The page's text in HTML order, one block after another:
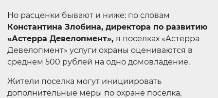
Но расценки бывают и ниже: по словам
Константина Злобина, директора по развитию
«Астерра Девелопмент», в поселках «Астерра
Девелопмент» услуги охраны оцениваются в
среднем 500 рублей на одно домовладение.
Жители поселка могут инициировать
дополнительные меры по охране поселка,